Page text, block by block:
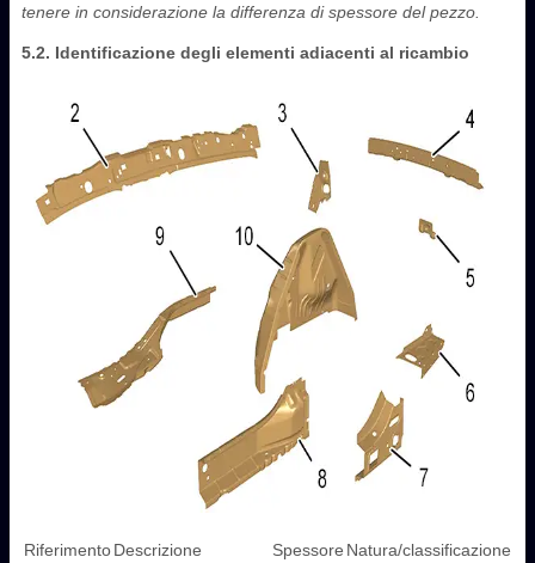
tenere in considerazione la differenza di spessore del pezzo.
5.2. Identificazione degli elementi adiacenti al ricambio
RiferimentoDescrizione Spessore Natura/classificazione